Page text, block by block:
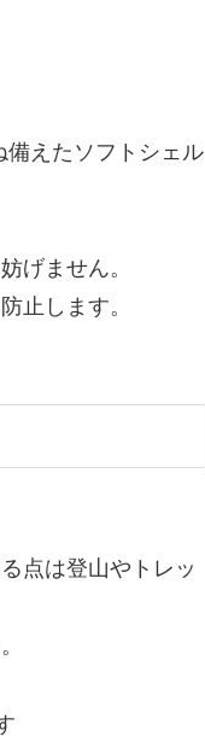
備えたソフトシェル
げません。
止します。
点は登山やトレッ